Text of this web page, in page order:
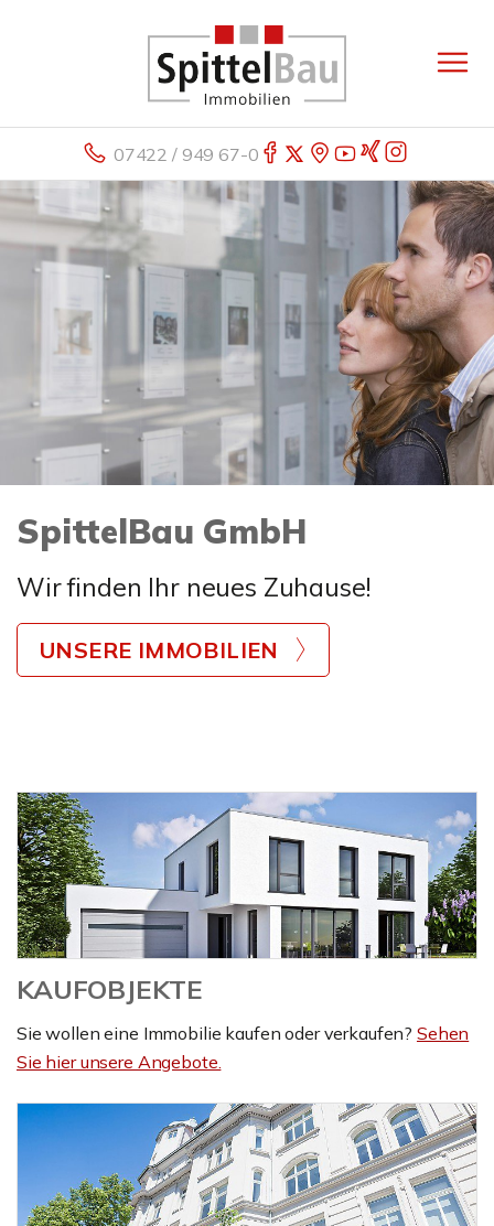
07422 / 949 67-0
SpittelBau GmbH
Wir finden Ihr neues Zuhause!
UNSERE IMMOBILIEN
KAUFOBJEKTE
Sie wollen eine Immobilie kaufen oder verkaufen? Sehen
Sie hier unsere Angebote.